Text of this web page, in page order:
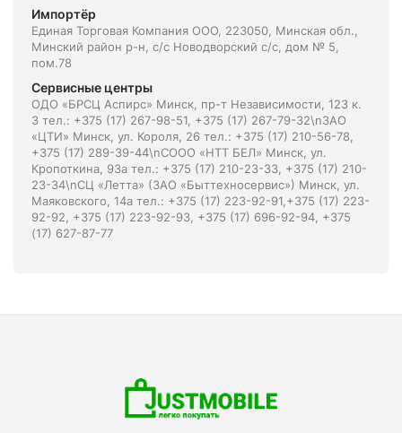
Импортёр
Единая Торговая Компания ООО, 223050, Минская обл.,
Минский район р-н, с/с Новодворский с/с, дом № 5,
пом.78
Сервисные центры
ОДО «БРСЦ Аспирс» Минск, пр-т Независимости, 123 к.
3 тел.: +375 (17) 267-98-51, +375 (17) 267-79-32\nЗАО
«ЦТИ» Минск, ул. Короля, 26 тел.: +375 (17) 210-56-78,
+375 (17) 289-39-44\nСООО «НТТ БЕЛ» Минск, ул.
Кропоткина, 93а тел.: +375 (17) 210-23-33, +375 (17) 210-
23-34\nСЦ «Летта» (ЗАО «Быттехносервис») Минск, ул.
Маяковского, 14а тел.: +375 (17) 223-92-91,+375 (17) 223-
92-92, +375 (17) 223-92-93, +375 (17) 696-92-94, +375
(17) 627-87-77